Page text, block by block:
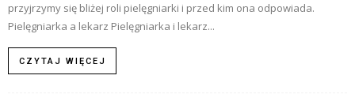
przyjrzymy się bliżej roli pielęgniarki i przed kim ona odpowiada.
Pielęgniarka a lekarz Pielęgniarka i lekarz...
CZYTAJ WIĘCEJ